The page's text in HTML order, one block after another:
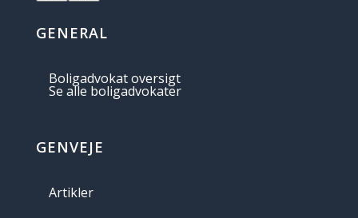
GENERAL
Boligadvokat oversigt
Se alle boligadvokater
GENVEJE
Artikler